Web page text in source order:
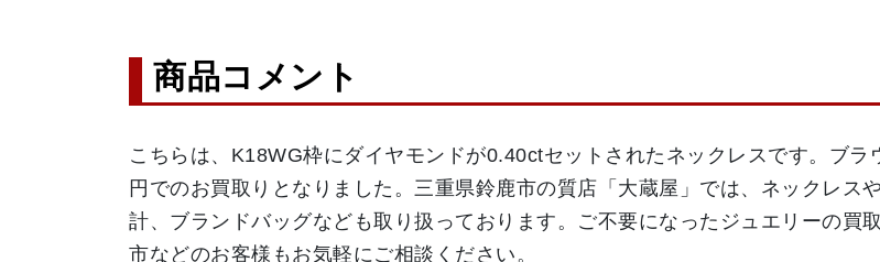
商品コメント
こちらは、K18WG枠にダイヤモンドが0.40ctセットされたネックレスです。ブ
円でのお買取りとなりました。三重県鈴鹿市の質店「大蔵屋」では、ネックレス
計、ブランドバッグなども取り扱っております。ご不要になったジュエリーの買
市などのお客様もお気軽にご相談ください。